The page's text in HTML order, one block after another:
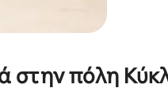
στην πόλη